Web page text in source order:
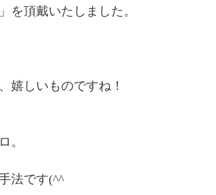
を頂戴いたしました。
嬉しいものですね！
。
法です(^^